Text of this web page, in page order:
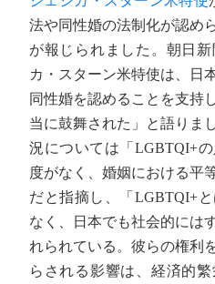
法や同性婚の法制化が認め
が報じられました。朝日
カ・スターン米特使は、日
同性婚を認めることを支持
当に鼓舞された」と語りま
況については「LGBTQI+
度がなく、婚姻における平
だと指摘し、「LGBTQI+
なく、日本でも社会的には
れられている。彼らの権利
らされる影響は、経済的